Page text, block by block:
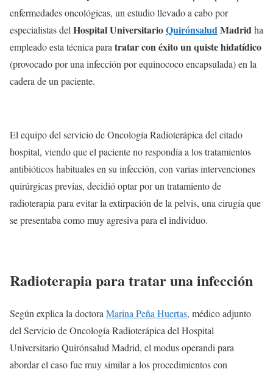
enfermedades oncológicas, un estudio llevado a cabo por
especialistas del Hospital UniversitarioQuirónsalud Madrid ha
empleado esta técnica para tratar con éxito un quiste hidatídico
(provocado por una infección por equinococo encapsulada) en la
cadera de un paciente.
El equipo del servicio de Oncología Radioterápica del citado
hospital, viendo que el paciente no respondía a los tratamientos
antibióticos habituales en su infección, con varias intervenciones
quirúrgicas previas, decidió optar por un tratamiento de
radioterapia para evitar la extirpación de la pelvis, una cirugía que
se presentaba como muy agresiva para el individuo.
Radioterapia para tratar una infección
Según explica la doctoraMarina Peña Huertas, médico adjunto
del Servicio de Oncología Radioterápica del Hospital
Universitario Quirónsalud Madrid, el modus operandi para
abordar el caso fue muy similar a los procedimientos con